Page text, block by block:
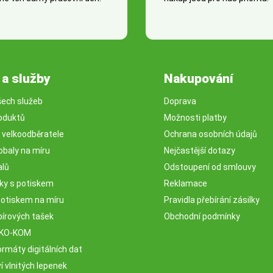
služby
služeb
na míru
s potiskem
na míru
tašek
KOM
digitálních dat
vlnitých lepenek
Nakupování
Doprava
Možnosti platby
Ochrana osobních údajů
Nejčastější dotazy
Odstoupení od smlouvy
Reklamace
Pravidla přebírání zásilky
Obchodní podmínky